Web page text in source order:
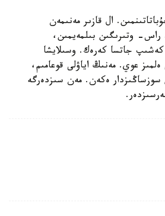
ال قازىر مەنىمەن
وتىرىگىن بىلمەيمىن،
كەشىپ جاتسا كەرەك. وسىلايشا
عوي. مەنىڭ اياۋلى قوعامىم،
سوزساڭىزدار ەكەن. مەن سىزدەرگە